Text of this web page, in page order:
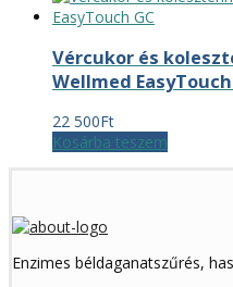
Vércukor és
Wellmed EasyTouch
22 500Ft
Kosárba teszem
Enzimes béldaganatszűrés,